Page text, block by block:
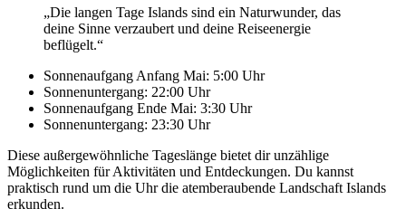
„Die langen Tage Islands sind ein Naturwunder, das
deine Sinne verzaubert und deine Reiseenergie
beflügelt.“
Sonnenaufgang Anfang Mai: 5:00 Uhr
Sonnenuntergang: 22:00 Uhr
Sonnenaufgang Ende Mai: 3:30 Uhr
Sonnenuntergang: 23:30 Uhr
Diese außergewöhnliche Tageslänge bietet dir unzählige
Möglichkeiten für Aktivitäten und Entdeckungen. Du kannst
praktisch rund um die Uhr die atemberaubende Landschaft Islands
erkunden.